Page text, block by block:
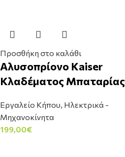
Προσθήκη στο καλάθι
Αλυσοπρίονο Kaiser
Κλαδέματος Μπαταρίας
Εργαλείο Κήπου, Ηλεκτρικά -
Μηχανοκίνητα
199,00€